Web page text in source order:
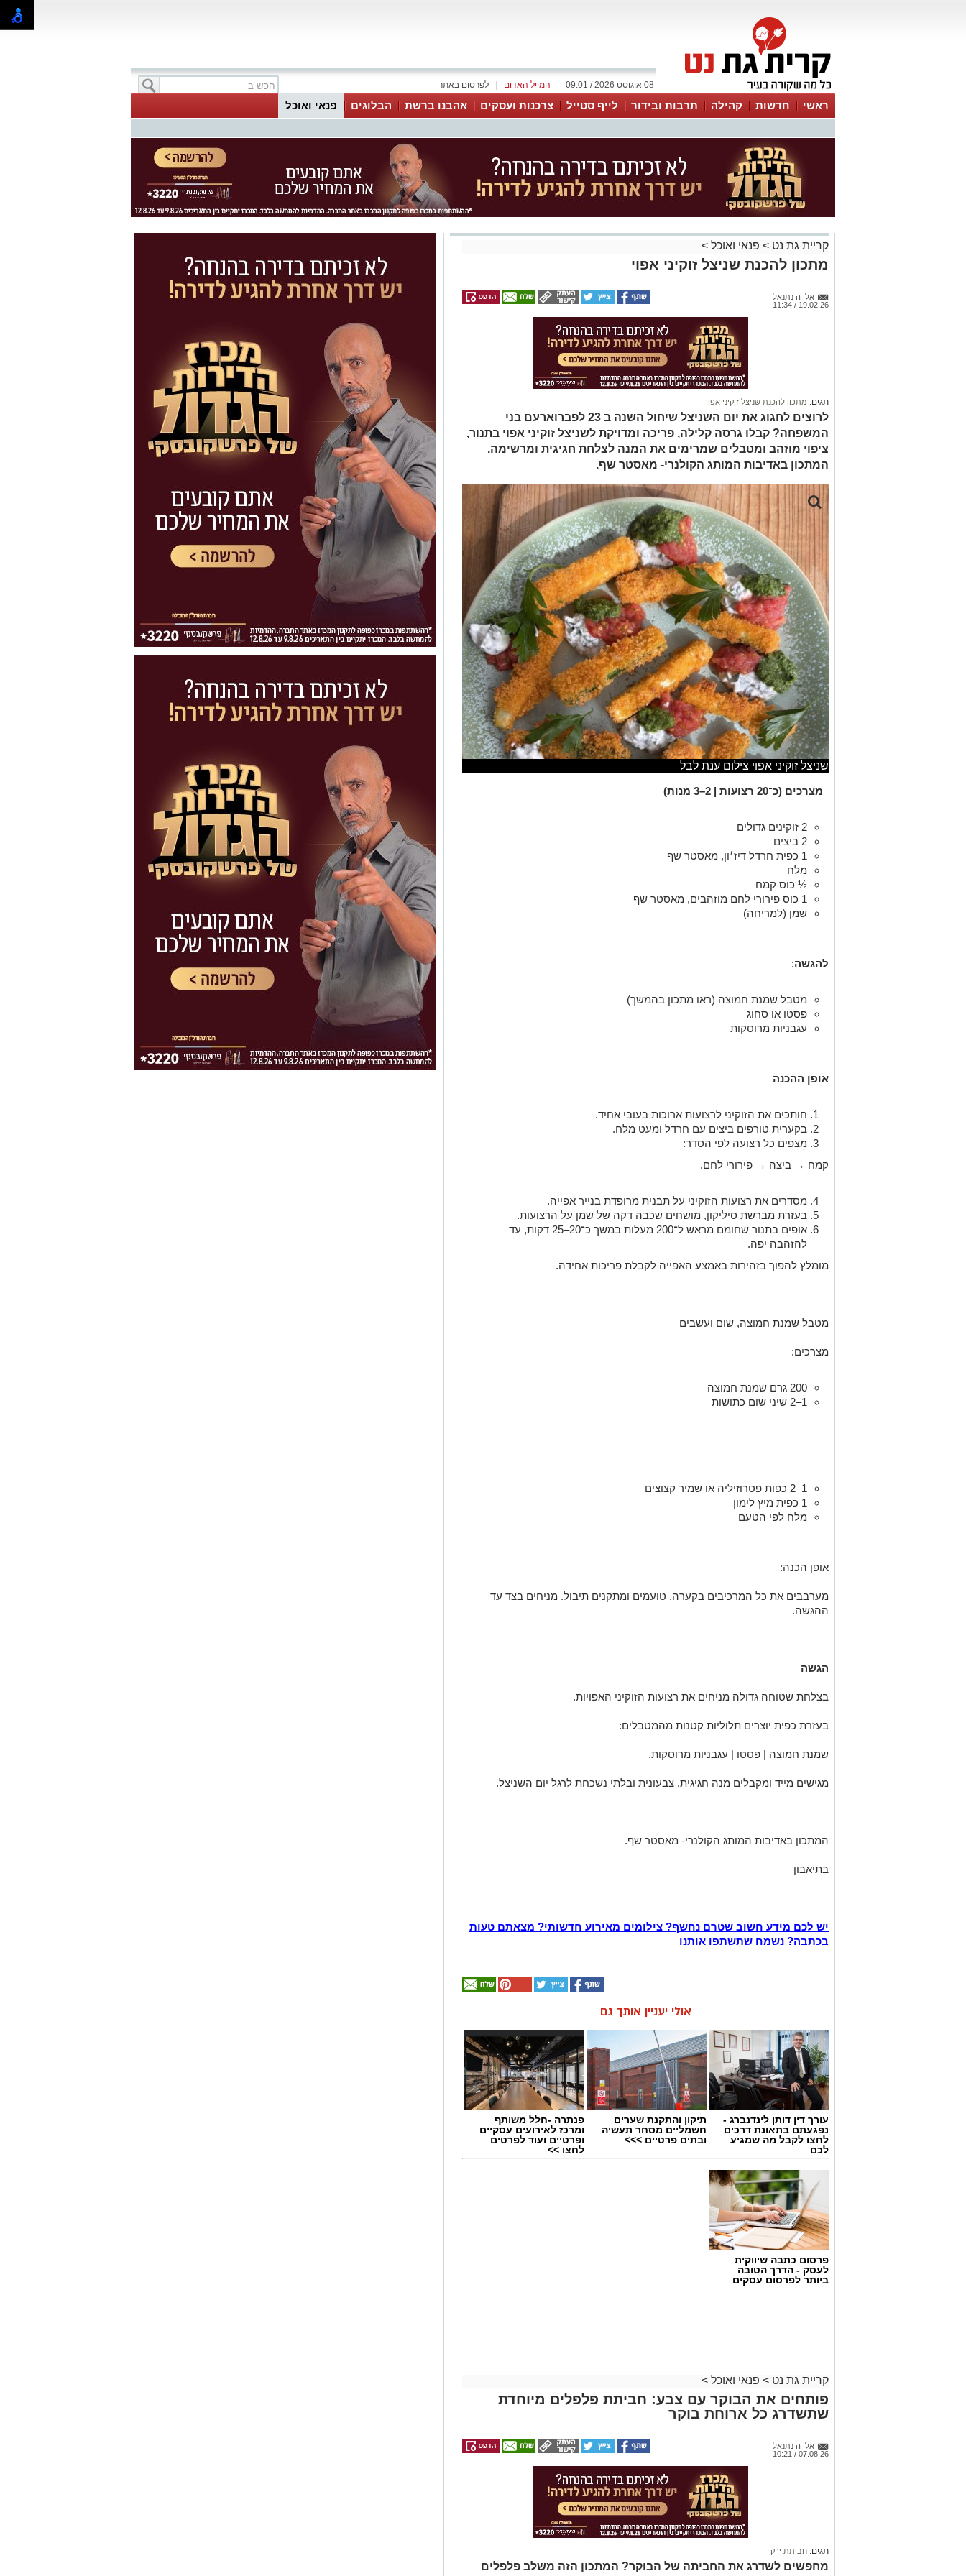
לפרסום באתר המייל האדום 08 אוגוסט 2026 / 09:01
ראשי חדשות קהילה תרבות ובידור לייף סטייל צרכנות ועסקים אהבנו ברשת הבלוגים פנאי ואוכל
קריית גת נט > פנאי ואוכל >
מתכון להכנת שניצל זוקיני אפוי
אלדה נתנאל
19.02.26 / 11:34
תגים: מתכון להכנת שניצל זוקיני אפוי
לרוצים לחגוג את יום השניצל שיחול השנה ב 23 לפברוארעם בני
המשפחה? קבלו גרסה קלילה, פריכה ומדויקת לשניצל זוקיני אפוי בתנור,
ציפוי מוזהב ומטבלים שמרימים את המנה לצלחת חגיגית ומרשימה.
המתכון באדיבות המותג הקולנרי- מאסטר שף.
שניצל זוקיני אפוי צילום ענת לבל
מצרכים (כ־20 רצועות | 2–3 מנות)
2 זוקינים גדולים
2 ביצים
1 כפית חרדל דיז׳ון, מאסטר שף
מלח
½ כוס קמח
1 כוס פירורי לחם מוזהבים, מאסטר שף
שמן (למריחה)
להגשה:
מטבל שמנת חמוצה (ראו מתכון בהמשך)
פסטו או סחוג
עגבניות מרוסקות
אופן ההכנה
חותכים את הזוקיני לרצועות ארוכות בעובי אחיד.
בקערית טורפים ביצים עם חרדל ומעט מלח.
מצפים כל רצועה לפי הסדר:
קמח → ביצה → פירורי לחם.
מסדרים את רצועות הזוקיני על תבנית מרופדת בנייר אפייה.
בעזרת מברשת סיליקון, מושחים שכבה דקה של שמן על הרצועות.
אופים בתנור שחומם מראש ל־200 מעלות במשך כ־20–25 דקות, עד
להזהבה יפה.
מומלץ להפוך בזהירות באמצע האפייה לקבלת פריכות אחידה.
מטבל שמנת חמוצה, שום ועשבים
מצרכים:
200 גרם שמנת חמוצה
1–2 שיני שום כתושות
1–2 כפות פטרוזיליה או שמיר קצוצים
1 כפית מיץ לימון
מלח לפי הטעם
אופן הכנה:
מערבבים את כל המרכיבים בקערה, טועמים ומתקנים תיבול. מניחים בצד עד
ההגשה.
הגשה
בצלחת שטוחה גדולה מניחים את רצועות הזוקיני האפויות.
בעזרת כפית יוצרים תלוליות קטנות מהמטבלים:
שמנת חמוצה | פסטו | עגבניות מרוסקות.
מגישים מייד ומקבלים מנה חגיגית, צבעונית ובלתי נשכחת לרגל יום השניצל.
המתכון באדיבות המותג הקולנרי- מאסטר שף.
בתיאבון
יש לכם מידע חשוב שטרם נחשף? צילומים מאירוע חדשותי? מצאתם טעות
בכתבה? נשמח שתשתפו אותנו
אולי יעניין אותך גם
עורך דין דותן לינדנברג -
נפגעתם בתאונת דרכים
לחצו לקבל מה שמגיע
לכם
תיקון והתקנת שערים
חשמליים מסחר תעשיה
ובתים פרטיים >>>
פנתרה -חלל משותף
ומרכז לאירועים עסקיים
ופרטיים ועוד לפרטים
לחצו >>
פרסום כתבה שיווקית
לעסק - הדרך הטובה
ביותר לפרסום עסקים
קריית גת נט > פנאי ואוכל >
פותחים את הבוקר עם צבע: חביתת פלפלים מיוחדת
שתשדרג כל ארוחת בוקר
אלדה נתנאל
07.08.26 / 10:21
תגים: חביתת ירק
מחפשים לשדרג את החביתה של הבוקר? המתכון הזה משלב פלפלים